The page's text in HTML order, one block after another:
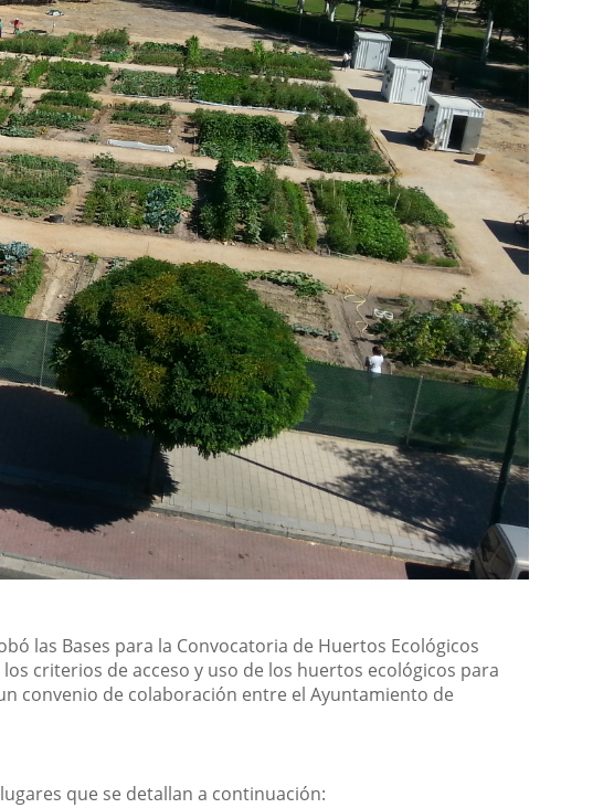
las Bases para la Convocatoria de Huertos Ecológicos
criterios de acceso y uso de los huertos ecológicos para
convenio de colaboración entre el Ayuntamiento de
que se detallan a continuación: